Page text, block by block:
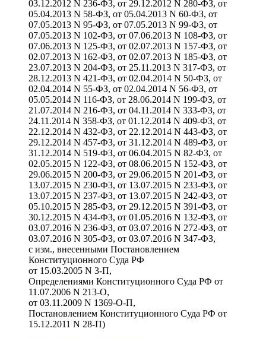
03.12.2012 N 236-ФЗ, от 29.12.2012 N 280-ФЗ, от
05.04.2013 N 58-ФЗ, от 05.04.2013 N 60-ФЗ, от
07.05.2013 N 95-ФЗ, от 07.05.2013 N 99-ФЗ, от
07.05.2013 N 102-ФЗ, от 07.06.2013 N 108-ФЗ, от
07.06.2013 N 125-ФЗ, от 02.07.2013 N 157-ФЗ, от
02.07.2013 N 162-ФЗ, от 02.07.2013 N 185-ФЗ, от
23.07.2013 N 204-ФЗ, от 25.11.2013 N 317-ФЗ, от
28.12.2013 N 421-ФЗ, от 02.04.2014 N 50-ФЗ, от
02.04.2014 N 55-ФЗ, от 02.04.2014 N 56-ФЗ, от
05.05.2014 N 116-ФЗ, от 28.06.2014 N 199-ФЗ, от
21.07.2014 N 216-ФЗ, от 04.11.2014 N 333-ФЗ, от
24.11.2014 N 358-ФЗ, от 01.12.2014 N 409-ФЗ, от
22.12.2014 N 432-ФЗ, от 22.12.2014 N 443-ФЗ, от
29.12.2014 N 457-ФЗ, от 31.12.2014 N 489-ФЗ, от
31.12.2014 N 519-ФЗ, от 06.04.2015 N 82-ФЗ, от
02.05.2015 N 122-ФЗ, от 08.06.2015 N 152-ФЗ, от
29.06.2015 N 200-ФЗ, от 29.06.2015 N 201-ФЗ, от
13.07.2015 N 230-ФЗ, от 13.07.2015 N 233-ФЗ, от
13.07.2015 N 237-ФЗ, от 13.07.2015 N 242-ФЗ, от
05.10.2015 N 285-ФЗ, от 29.12.2015 N 391-ФЗ, от
30.12.2015 N 434-ФЗ, от 01.05.2016 N 132-ФЗ, от
03.07.2016 N 236-ФЗ, от 03.07.2016 N 272-ФЗ, от
03.07.2016 N 305-ФЗ, от 03.07.2016 N 347-ФЗ,
с изм., внесенными Постановлением
Конституционного Суда РФ
от 15.03.2005 N 3-П,
Определениями Конституционного Суда РФ от
11.07.2006 N 213-О,
от 03.11.2009 N 1369-О-П,
Постановлением Конституционного Суда РФ от
15.12.2011 N 28-П)